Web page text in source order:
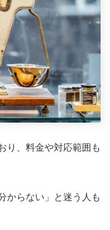
り、料金や対応範囲も
からない」と迷う人も